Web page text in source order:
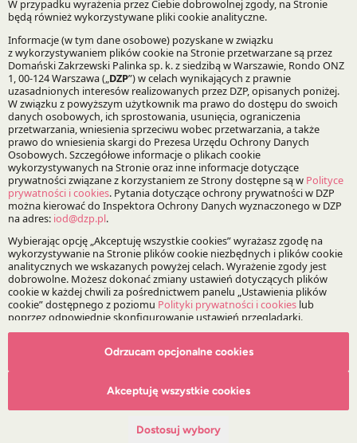
Specjalizacje:
Prawo spółek
Fuzje, przejęcia i restrukturyzacje
Prywatni przedsiębiorcy i inwestorzy
Zapisz
Zespół
Odrzucam opcjonalne cookies
Akceptuję wszystkie cookies
Dostosuj wybory